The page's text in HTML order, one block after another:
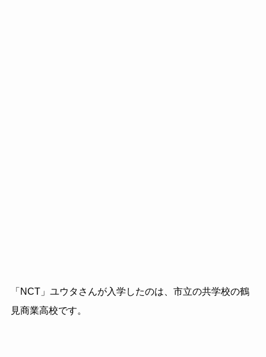
「NCT」ユウタさんが入学したのは、市立の共学校の鶴
見商業高校です。